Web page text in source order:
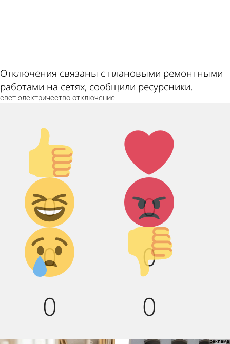
Отключения связаны с плановыми ремонтными
работами на сетях, сообщили ресурсники.
свет электричество отключение
Палец
вверх!
0
Лайк!
0
Дикий
смех!
0
Агрессия!
0
Грусть :(
0
Палец
вниз!
0